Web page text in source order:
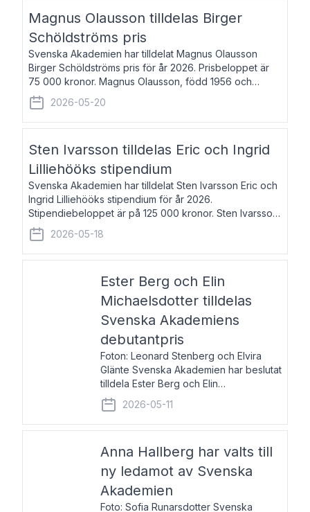
Magnus Olausson tilldelas Birger
Schöldströms pris
Svenska Akademien har tilldelat Magnus Olausson
Birger Schöldströms pris för år 2026. Prisbeloppet är
75 000 kronor. Magnus Olausson, född 1956 och
bosatt i Stockholm, är konstvetare, museiman och
hovman. Han disputerade 1993 vid Uppsala un
2026-05-20
Sten Ivarsson tilldelas Eric och Ingrid
Lilliehööks stipendium
Svenska Akademien har tilldelat Sten Ivarsson Eric och
Ingrid Lilliehööks stipendium för år 2026.
Stipendiebeloppet är på 125 000 kronor. Sten Ivarsson,
född 1979, är mediateksamordnare vid
Söderslättsgymnasiet i Trelleborg. Här har han på
2026-05-18
Ester Berg och Elin
Michaelsdotter tilldelas
Svenska Akademiens
debutantpris
Foton: Leonard Stenberg och Elvira
Glänte Svenska Akademien har beslutat
tilldela Ester Berg och Elin
Michaelsdotter Svenska Akademiens
debutantpris för år 2026. Priset är
nyinstiftat och syftar till att lyfta fram
2026-05-11
Anna Hallberg har valts till
ny ledamot av Svenska
Akademien
Foto: Sofia Runarsdotter Svenska